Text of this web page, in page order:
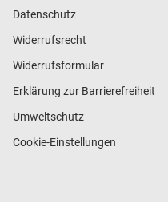
Datenschutz
Widerrufsrecht
Widerrufsformular
Erklärung zur Barrierefreiheit
Umweltschutz
Cookie-Einstellungen